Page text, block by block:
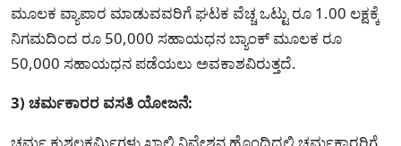
ಮೂಲಕ ವ್ಯಾಪಾರ ಮಾಡುವವರಿಗೆ ಘಟಕ ವೆಚ್ಚ ಒಟ್ಟು ರೂ 1.00 ಲಕ್ಷಕ್ಕೆ
ನಿಗಮದಿಂದ ರೂ 50,000 ಸಹಾಯಧನ ಬ್ಯಾಂಕ್ ಮೂಲಕ ರೂ
50,000 ಸಹಾಯಧನ ಪಡೆಯಲು ಅವಕಾಶವಿರುತ್ತದೆ.
3) ಚರ್ಮಕಾರರ ವಸತಿ ಯೋಜನೆ: